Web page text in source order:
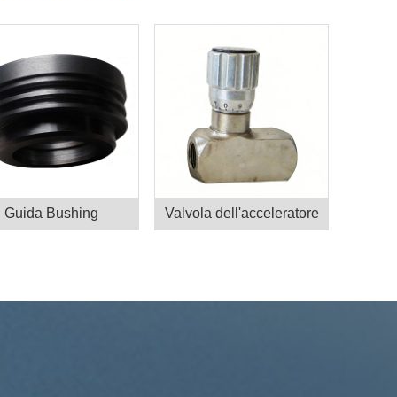
Guida Bushing Valvola dell'acceleratore